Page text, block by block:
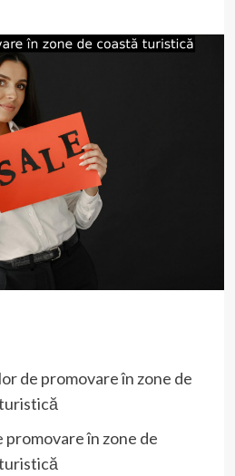
de promovare în zone de
promovare în zone de